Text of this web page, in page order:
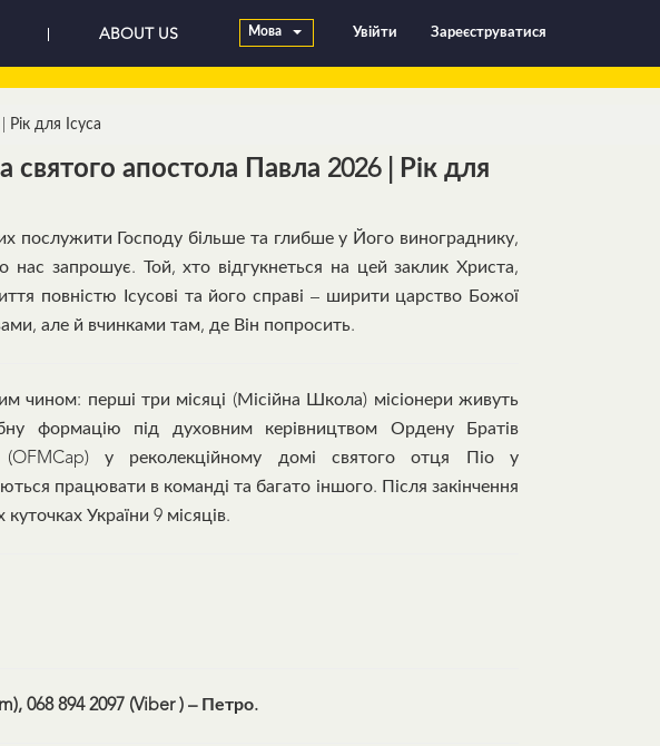
ABOUT US Мова Увійти Зареєструватися
для Ісуса
святого апостола Павла 2026 | Рік для
послужити Господу більше та глибше у Його винограднику,
нас запрошує. Той, хто відгукнеться на цей заклик Христа,
повністю Ісусові та його справі – ширити царство Божої
але й вчинками там, де Він попросить.
чином: перші три місяці (Місійна Школа) місіонери живуть
формацію під духовним керівництвом Ордену Братів
у реколекційному домі святого отця Піо у
працювати в команді та багато іншого. Після закінчення
України 9 місяців.
068 894 2097 (Viber ) – Петро.